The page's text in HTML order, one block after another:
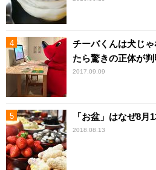
チーバくんは犬じ
たら驚きの正体が判
2017.09.09
「お盆」はなぜ8月
2018.08.13